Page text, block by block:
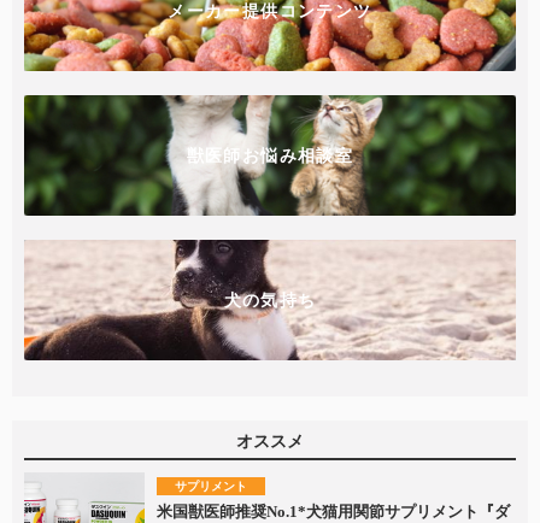
メーカー提供コンテンツ
獣医師お悩み相談室
犬の気持ち
オススメ
サプリメント
米国獣医師推奨No.1*犬猫用関節サプリメント『ダ